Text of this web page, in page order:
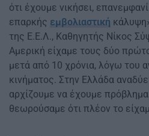
ότι έχουμε νικήσει,
επαρκής εμβολιαστική
της Ε.Ε.Λ., Καθηγητής Νίκος
Αμερική είχαμε τους δύο
μετά από 10 χρόνια, λόγω του
κινήματος. Στην Ελλάδα
αρχίζουμε να έχουμε
θεωρούσαμε ότι πλέον το